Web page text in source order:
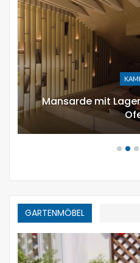
URLAUB
12 moderne
zusammensetzen
GARTENMÖBEL